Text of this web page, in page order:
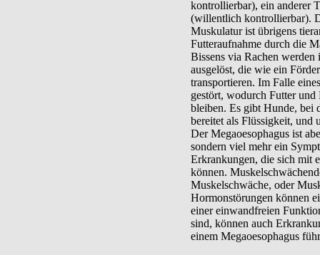
kontrollierbar), ein anderer
(willentlich kontrollierbar).
Muskulatur ist übrigens
Futteraufnahme durch die
Bissens via Rachen werden
ausgelöst, die wie ein
transportieren. Im Falle
gestört, wodurch Futter und
bleiben. Es gibt Hunde, bei
bereitet als Flüssigkeit, und
Der Megaoesophagus ist
sondern viel mehr ein
Erkrankungen, die sich mit
können.
Muskelschwäche, oder
Hormonstörungen können
einer einwandfreien
sind, können auch
einem Megaoesophagus